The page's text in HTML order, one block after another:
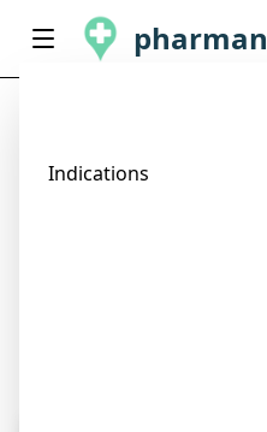
Indications
pharman
CONSEIL
pour